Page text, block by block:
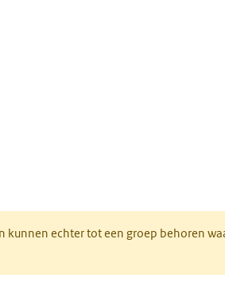
echter tot een groep behoren